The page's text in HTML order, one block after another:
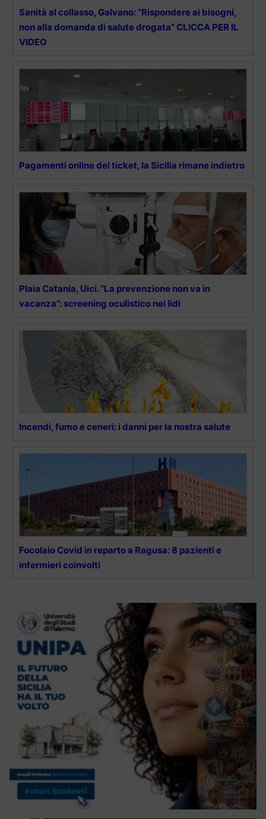
Sanità al collasso, Galvano: “Rispondere ai bisogni,
non alla domanda di salute drogata” CLICCA PER IL
VIDEO
Pagamenti online del ticket, la Sicilia rimane indietro
Plaia Catania, Uici. “La prevenzione non va in
vacanza”: screening oculistico nei lidi
Incendi, fumo e ceneri: i danni per la nostra salute
Focolaio Covid in reparto a Ragusa: 8 pazienti e
infermieri coinvolti